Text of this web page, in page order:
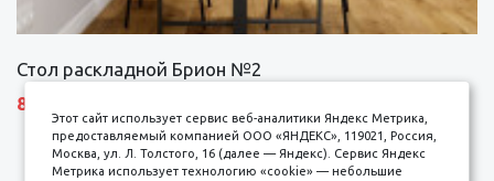
Стол раскладной Брион №2
8690 р.
Этот сайт использует сервис веб-аналитики Яндекс Метрика,
предоставляемый компанией ООО «ЯНДЕКС», 119021, Россия,
Москва, ул. Л. Толстого, 16 (далее — Яндекс). Сервис Яндекс
Метрика использует технологию «cookie» — небольшие